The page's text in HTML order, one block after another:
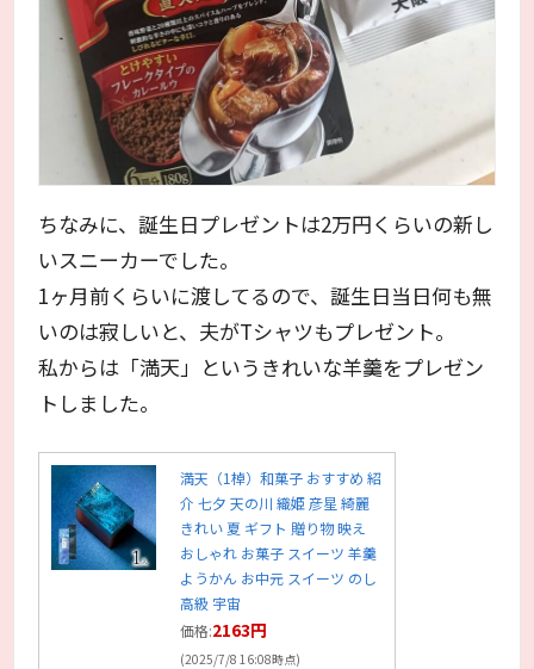
ちなみに、誕生日プレゼントは2万円くらいの新し
いスニーカーでした。
1ヶ月前くらいに渡してるので、誕生日当日何も無
いのは寂しいと、夫がTシャツもプレゼント。
私からは「満天」というきれいな羊羹をプレゼン
トしました。
満天（1棹）和菓子 おすすめ 紹
介 七夕 天の川 織姫 彦星 綺麗
きれい 夏 ギフト 贈り物 映え
おしゃれ お菓子 スイーツ 羊羹
ようかん お中元 スイーツ のし
高級 宇宙
価格:2163円
(2025/7/8 16:08時点)